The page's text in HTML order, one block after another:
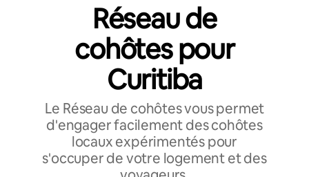
Réseau de
cohôtes pour
Curitiba
Le Réseau de cohôtes vous permet
d'engager facilement des cohôtes
locaux expérimentés pour
s'occuper de votre logement et des